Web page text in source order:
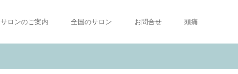
サロンのご案内 全国のサロン お問合せ 頭痛